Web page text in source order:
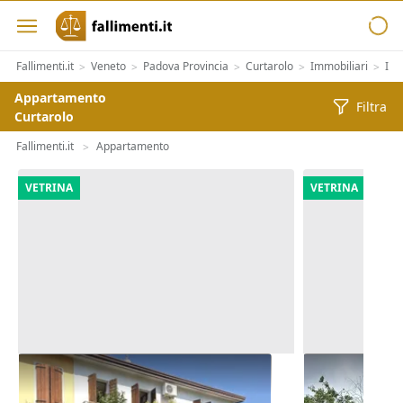
Fallimenti.it > Veneto > Padova Provincia > Curtarolo > Immobiliari >
Appartamento
Curtarolo
Filtra
Fallimenti.it > Appartamento
VETRINA
Asta Abitazione cielo terra con
cortile e cantina
VETRINA
Asta Quota
villetta